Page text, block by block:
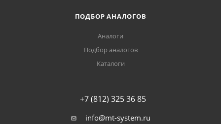
ПОДБОР АНАЛОГОВ
Аналоги
Подбор аналогов
Каталоги
+7 (812) 325 36 85
info@mt-system.ru